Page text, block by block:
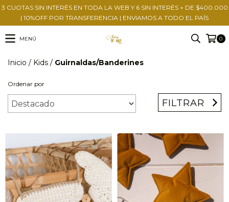
3 CUOTAS SIN INTERÉS EN TODA LA WEB Y 6 SIN INTERÉS + DE $400.000
| 10%OFF POR TRANSFERENCIA | ENVIAMOS A TODO EL PAÍS
MENÚ 0
Inicio / Kids / Guirnaldas/Banderines
Ordenar por
FILTRAR